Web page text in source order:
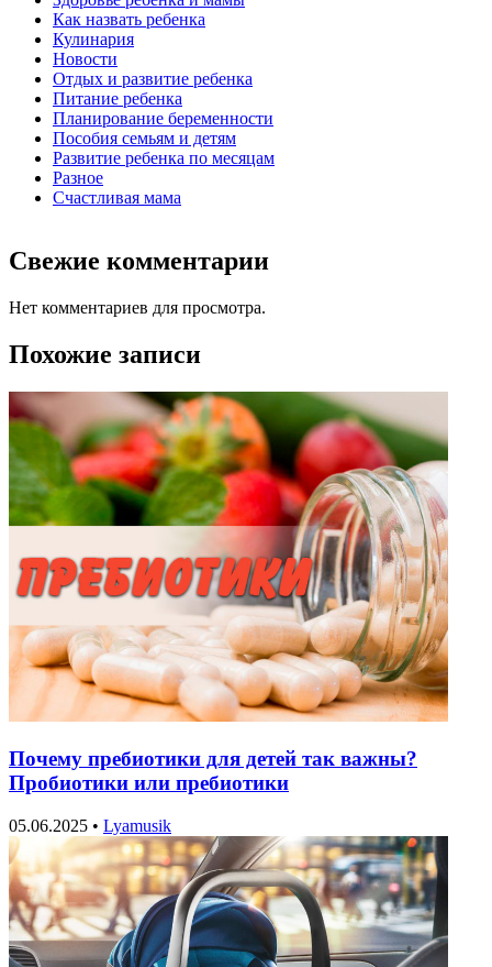
Как назвать ребенка
Кулинария
Новости
Отдых и развитие ребенка
Питание ребенка
Планирование беременности
Пособия семьям и детям
Развитие ребенка по месяцам
Разное
Счастливая мама
Свежие комментарии
Нет комментариев для просмотра.
Похожие записи
Почему пребиотики для детей так важны?
Пробиотики или пребиотики
05.06.2025 • Lyamusik